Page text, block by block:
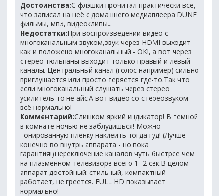
Достоинства:С флэшки прочитал практически всё,
что записал на неё с домашнего медиаплеера DUNE:
фильмы, мп3, видеоклипы...
Недостатки:При воспроизведении видео с
многоканальным звуком,звук через HDMI выходит
как и положено многоканальный - ОК!, а вот через
стерео тюльпаны выходит только правый и левый
каналы. Центральный канал (голос например) сильно
приглушается или просто теряется где-то.Так что
если многоканальный слушать через стерео
усилитель то не айс.А вот видео со стереозвуком
всё нормально!
Комментарий:Слишком яркий индикатор! В темной
в комнате ночью не заблудишься! Можно
тонированную плёнку наклеить тогда гуд! (Лучше
конечно во внутрь аппарата - но пока
гарантия!)Переключение каналов чуть быстрее чем
на плазменном телевизоре всего 1 -2 сек.В целом
аппарат достойный: стильный, компактный
работает, не греется. FULL HD показывает
нормально!